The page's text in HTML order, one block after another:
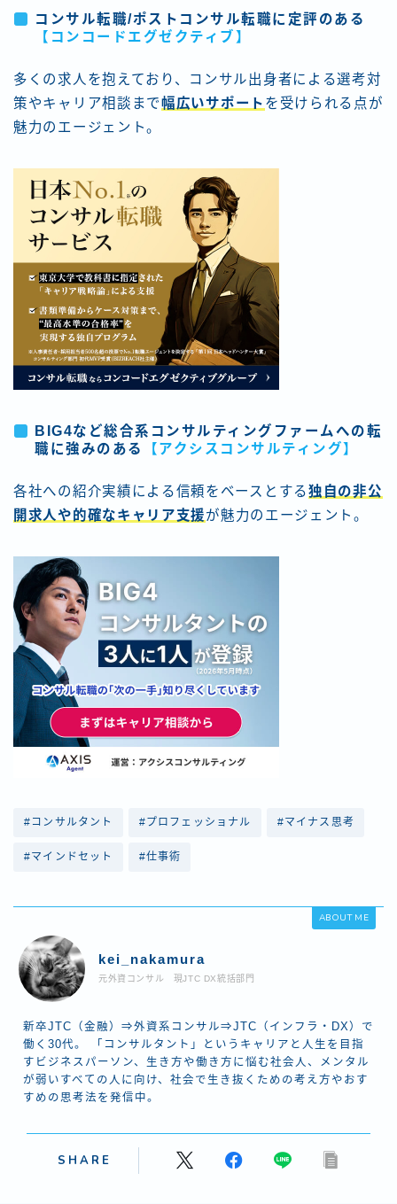
コンサル転職/ポストコンサル転職に定評のある
【コンコードエグゼクティブ 】
多くの求人を抱えており、コンサル出身者による選考対
策やキャリア相談まで幅広いサポート を受けられる点が
魅力のエージェント。
BIG4など総合系コンサルティングファームへの転
職に強みのある
【アクシスコンサルティング】
各社への紹介実績による信頼をベースとする独自の非公
開求人や的確なキャリア支援が魅力のエージェント。
#コンサルタント #プロフェッショナル #マイナス思考
#マインドセット #仕事術
ABOUT ME
kei_nakamura
元外資コンサル 現JTC DX統括部門
新卒JTC（金融）⇒外資系コンサル⇒JTC（インフラ・DX）で
働く30代。 「コンサルタント」というキャリアと人生を目指
すビジネスパーソン、生き方や働き方に悩む社会人、メンタル
が弱いすべての人に向け、社会で生き抜くための考え方やおす
すめの思考法を発信中。
SHARE